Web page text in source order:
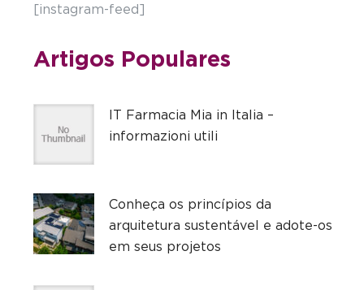
[instagram-feed]
Artigos Populares
IT Farmacia Mia in Italia –
informazioni utili
Conheça os princípios da
arquitetura sustentável e adote-os
em seus projetos